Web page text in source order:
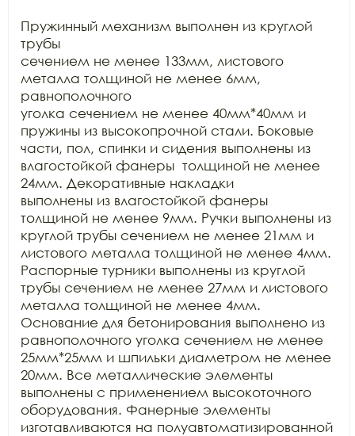
Пружинный механизм выполнен из круглой
трубы
сечением не менее 133мм, листового
металла толщиной не менее 6мм,
равнополочного
уголка сечением не менее 40мм*40мм и
пружины из высокопрочной стали. Боковые
части, пол, спинки и сидения выполнены из
влагостойкой фанеры  толщиной не менее
24мм. Декоративные накладки
выполнены из влагостойкой фанеры
толщиной не менее 9мм. Ручки выполнены из
круглой трубы сечением не менее 21мм и
листового металла толщиной не менее 4мм.
Распорные турники выполнены из круглой
трубы сечением не менее 27мм и листового
металла толщиной не менее 4мм.
Основание для бетонирования выполнено из
равнополочного уголка сечением не менее
25мм*25мм и шпильки диаметром не менее
20мм. Все металлические элементы
выполнены с применением высокоточного
оборудования. Фанерные элементы
изготавливаются на полуавтоматизированной